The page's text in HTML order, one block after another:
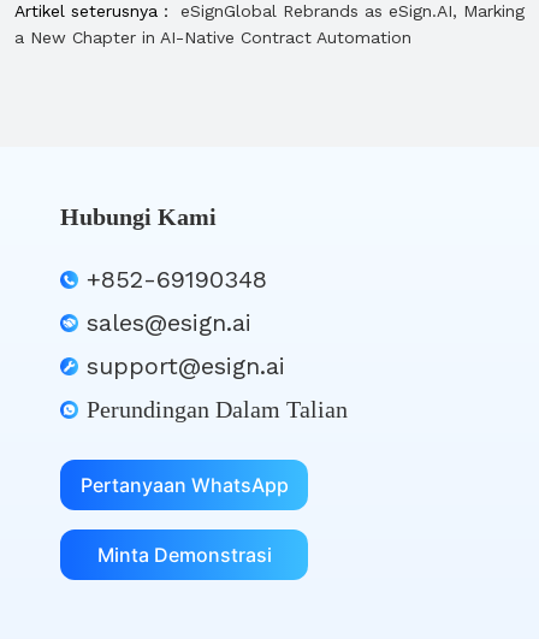
Artikel seterusnya： eSignGlobal Rebrands as eSign.AI, Marking
a New Chapter in AI-Native Contract Automation
Hubungi Kami
+852-69190348
sales@esign.ai
support@esign.ai
Perundingan Dalam Talian
Pertanyaan WhatsApp
Minta Demonstrasi